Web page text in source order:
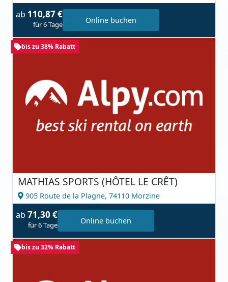
ab 110,87 €
für 6 Tage Online buchen
bis zu 38% Rabatt
MATHIAS SPORTS (HÔTEL LE CRÊT)
905 Route de la Plagne, 74110 Morzine
ab 71,30 €
für 6 Tage Online buchen
bis zu 32% Rabatt